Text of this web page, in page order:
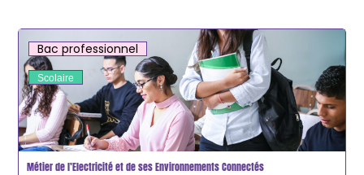
Bac professionnel
Scolaire
Métier de l’Electricité et de ses Environnements Connectés